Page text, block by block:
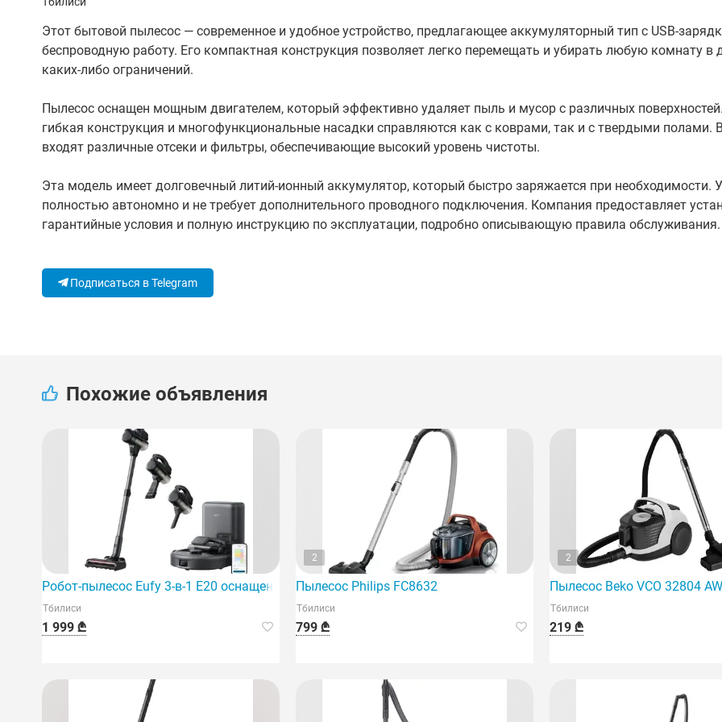
Этот бытовой пылесос — современное и удобное устройство, предлагающее аккумуляторный тип с USB-
беспроводную работу. Его компактная конструкция позволяет легко перемещать и убирать любую комнату в
каких-либо ограничений.
Пылесос оснащен мощным двигателем, который эффективно удаляет пыль и мусор с различных
гибкая конструкция и многофункциональные насадки справляются как с коврами, так и с твердыми полами.
входят различные отсеки и фильтры, обеспечивающие высокий уровень чистоты.
Эта модель имеет долговечный литий-ионный аккумулятор, который быстро заряжается при необходимости.
полностью автономно и не требует дополнительного проводного подключения. Компания предоставляет
гарантийные условия и полную инструкцию по эксплуатации, подробно описывающую правила обслуживания.
Подписаться в Telegram
Похожие объявления
Робот-пылесос Eufy 3-в-1 E20 оснащен современными технологиями Intel.
Тбилиси
1 999 ₾
2
Пылесос Philips FC8632
Тбилиси
799 ₾
2
Пылесос Beko VCO 32804 AW
Тбилиси
219 ₾